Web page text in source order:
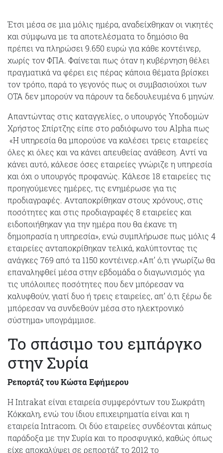
Έτσι μέσα σε μια μόλις ημέρα, αναδείχθηκαν οι νικητές
και σύμφωνα με τα αποτελέσματα το δημόσιο θα
πρέπει να πληρώσει 9.650 ευρώ για κάθε κοντέινερ,
χωρίς τον ΦΠΑ. Φαίνεται πως όταν η κυβέρνηση θέλει
πραγματικά να φέρει εις πέρας κάποια θέματα βρίσκει
τον τρόπο, παρά το γεγονός πως οι συμβασιούχοι των
ΟΤΑ δεν μπορούν να πάρουν τα δεδουλευμένα 6 μηνών.
Απαντώντας στις καταγγελίες, ο υπουργός Υποδομών
Χρήστος Σπίρτζης είπε στο ραδιόφωνο του Alpha πως
«Η υπηρεσία θα μπορούσε να καλέσει τρεις εταιρείες
όλες κι όλες και να κάνει απευθείας ανάθεση. Αντί να
κάνει αυτό, κάλεσε όσες εταιρείες γνώριζε η υπηρεσία
και όχι ο υπουργός προφανώς. Κάλεσε 18 εταιρείες τις
προηγούμενες ημέρες, τις ενημέρωσε για τις
προδιαγραφές. Ανταποκρίθηκαν στους χρόνους, στις
ποσότητες και στις προδιαγραφές 8 εταιρείες και
ειδοποιήθηκαν για την ημέρα που θα έκανε τη
δημοπρασία η υπηρεσία», ενώ συμπλήρωσε πως μόλις 4
εταιρείες ανταποκρίθηκαν τελικά, καλύπτοντας τις
ανάγκες 769 από τα 1150 κοντέινερ.«Απ’ ό,τι γνωρίζω θα
επαναληφθεί μέσα στην εβδομάδα ο διαγωνισμός για
τις υπόλοιπες ποσότητες που δεν μπόρεσαν να
καλυφθούν, γιατί δυο ή τρεις εταιρείες, απ’ ό,τι ξέρω δε
μπόρεσαν να συνδεθούν μέσα στο ηλεκτρονικό
σύστημα» υπογράμμισε.
Το σπάσιμο του εμπάργκο
στην Συρία
Ρεπορτάζ του Κώστα Εφήμερου
Η Intrakat είναι εταιρεία συμφερόντων του Σωκράτη
Κόκκαλη, ενώ του ίδιου επιχειρηματία είναι και η
εταιρεία Intracom. Οι δύο εταιρείες συνδέονται κάπως
παράδοξα με την Συρία και το προσφυγικό, καθώς όπως
είχε αποκαλύψει σε ρεπορτάζ το 2012 το